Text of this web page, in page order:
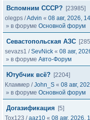
Вспомним СССР? [23985]
olegps /Advin « 08 авг, 2026,
» в форуме Основной форум
Севастопольская АЗС
sevazs1 /SevNick « 08 авг,
» в форуме Авто-Форум
Ютубчик всё? [2204]
Кламмер /John_S « 08 авг,
» в форуме Основной форум
Догазификация
[5]
Tox123 /aaz10 « 08 авг, 2026,